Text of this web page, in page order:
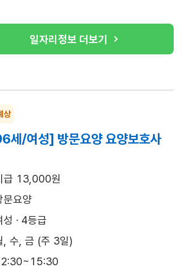
일자리정보 더보기
상
세/여성] 방문요양 요양보호사
급 13,000원
문요양
성 · 4등급
, 수, 금 (주 3일)